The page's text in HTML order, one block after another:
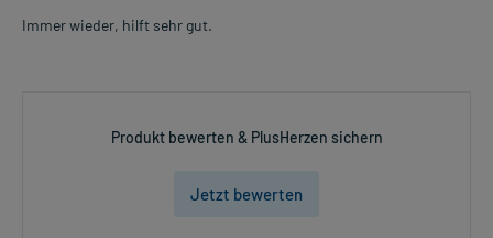
Immer wieder, hilft sehr gut.
Produkt bewerten & PlusHerzen sichern
Jetzt bewerten